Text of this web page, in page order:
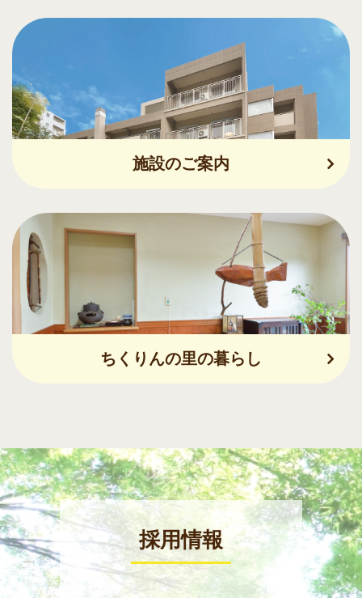
施設のご案内
ちくりんの里の暮らし
採用情報